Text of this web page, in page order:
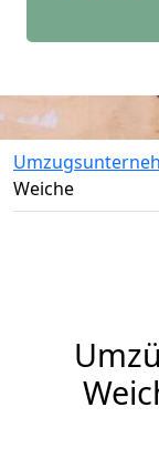
Weiche